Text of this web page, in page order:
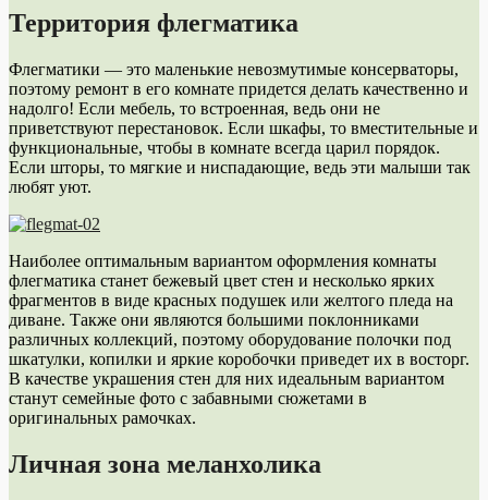
Территория флегматика
Флегматики — это маленькие невозмутимые консерваторы,
поэтому ремонт в его комнате придется делать качественно и
надолго! Если мебель, то встроенная, ведь они не
приветствуют перестановок. Если шкафы, то вместительные и
функциональные, чтобы в комнате всегда царил порядок.
Если шторы, то мягкие и ниспадающие, ведь эти малыши так
любят уют.
Наиболее оптимальным вариантом оформления комнаты
флегматика станет бежевый цвет стен и несколько ярких
фрагментов в виде красных подушек или желтого пледа на
диване. Также они являются большими поклонниками
различных коллекций, поэтому оборудование полочки под
шкатулки, копилки и яркие коробочки приведет их в восторг.
В качестве украшения стен для них идеальным вариантом
станут семейные фото с забавными сюжетами в
оригинальных рамочках.
Личная зона меланхолика